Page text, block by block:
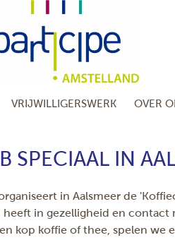
VRIJWILLIGERSWERK OVER
SPECIAAL IN
in Aalsmeer de
in gezelligheid en contact
kop koffie of thee, spelen we